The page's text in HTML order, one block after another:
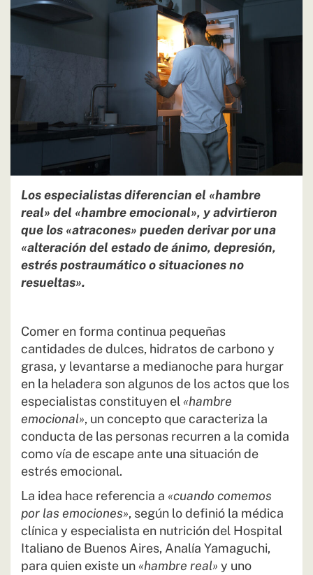
Los especialistas diferencian el «hambre
real» del «hambre emocional», y advirtieron
que los «atracones» pueden derivar por una
«alteración del estado de ánimo, depresión,
estrés postraumático o situaciones no
resueltas».
Comer en forma continua pequeñas
cantidades de dulces, hidratos de carbono y
grasa, y levantarse a medianoche para hurgar
en la heladera son algunos de los actos que los
especialistas constituyen el«hambre
emocional», un concepto que caracteriza la
conducta de las personas recurren a la comida
como vía de escape ante una situación de
estrés emocional.
La idea hace referencia a «cuando comemos
por las emociones», según lo definió la médica
clínica y especialista en nutrición del Hospital
Italiano de Buenos Aires, Analía Yamaguchi,
para quien existe un«hambre real» y uno